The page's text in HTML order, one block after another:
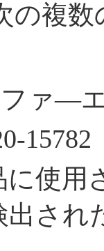
の複
ァ―
15782
に使用
出され